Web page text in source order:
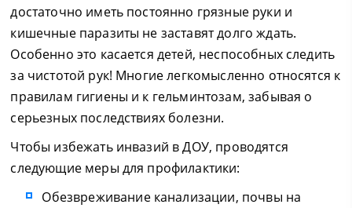
достаточно иметь постоянно грязные руки и
кишечные паразиты не заставят долго ждать.
Особенно это касается детей, неспособных следить
за чистотой рук! Многие легкомысленно относятся к
правилам гигиены и к гельминтозам, забывая о
серьезных последствиях болезни.
Чтобы избежать инвазий в ДОУ, проводятся
следующие меры для профилактики:
Обезвреживание канализации, почвы на